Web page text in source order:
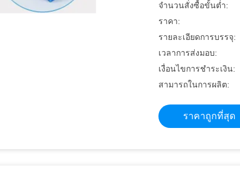
จำนวนสั่งซื้อขั้นต่ำ:
ราคา:
รายละเอียดการบรรจุ:
เวลาการส่งมอบ:
เงื่อนไขการชำระเงิน:
สามารถในการผลิต:
ราคาถูกที่สุด